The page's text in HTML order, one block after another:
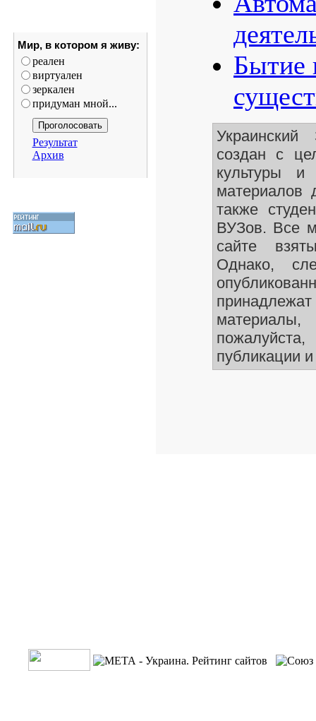
Мир, в котором я живу:
реален
виртуален
зеркален
придуман мной...
Результат
Архив
Бытие
создан с
культуры и
материалов
также
ВУЗов. Все
сайте
Однако,
публикации